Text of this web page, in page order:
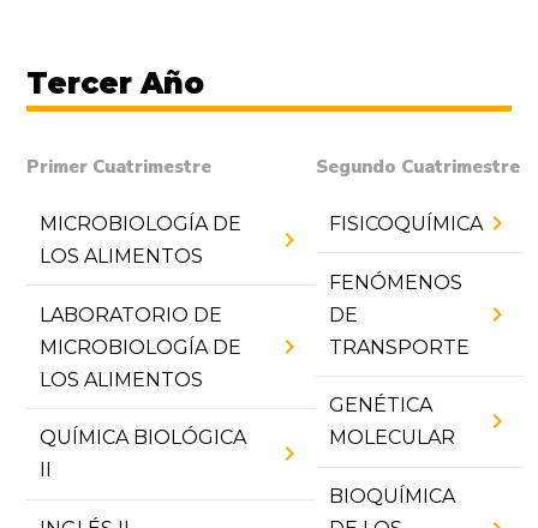
Tercer Año
Primer Cuatrimestre
MICROBIOLOGÍA DE
LOS ALIMENTOS
chevron_right
LABORATORIO DE
MICROBIOLOGÍA DE
LOS ALIMENTOS
chevron_right
QUÍMICA BIOLÓGICA
chevron_right
Segundo Cuatrimestre
FISICOQUÍMICAchevron_right
FENÓMENOS
DE
TRANSPORTE
chevron_right
GENÉTICA
MOLECULAR
chevron_right
BIOQUÍMICA